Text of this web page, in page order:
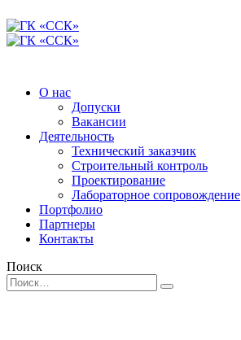
О нас
Допуски
Вакансии
Деятельность
Технический заказчик
Строительный контроль
Проектирование
Лабораторное сопровождение
Портфолио
Партнеры
Контакты
Поиск